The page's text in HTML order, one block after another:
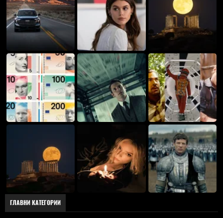
ГЛАВНИ КАТЕГОРИИ